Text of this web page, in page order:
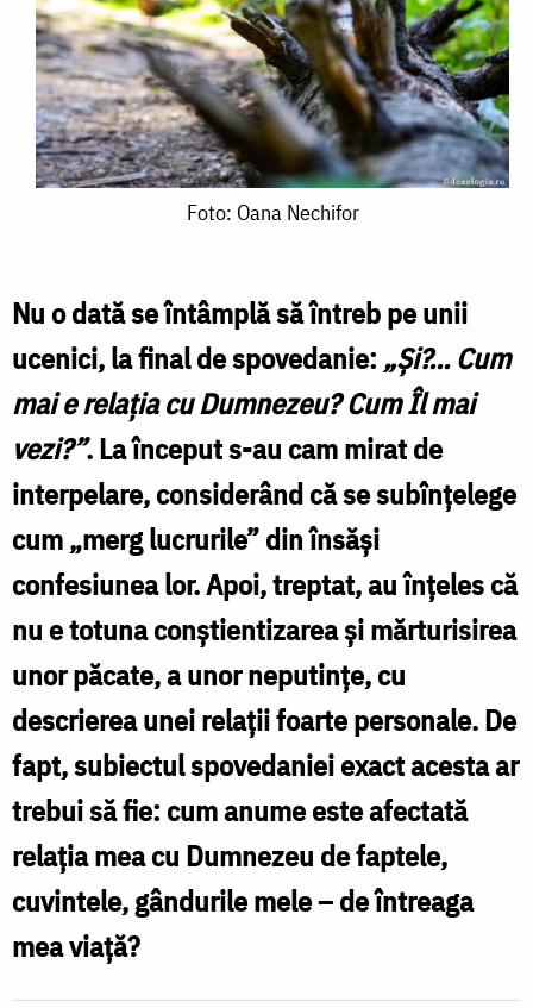
Foto: Oana Nechifor
Nu o dată se întâmplă să întreb pe unii
ucenici, la final de spovedanie: „Şi?... Cum
mai e relaţia cu Dumnezeu? Cum Îl mai
vezi?”. La început s-au cam mirat de
interpelare, considerând că se subînţelege
cum „merg lucrurile” din însăşi
confesiunea lor. Apoi, treptat, au înţeles că
nu e totuna conştientizarea şi mărturisirea
unor păcate, a unor neputinţe, cu
descrierea unei relaţii foarte personale. De
fapt, subiectul spovedaniei exact acesta ar
trebui să fie: cum anume este afectată
relaţia mea cu Dumnezeu de faptele,
cuvintele, gândurile mele – de întreaga
mea viaţă?